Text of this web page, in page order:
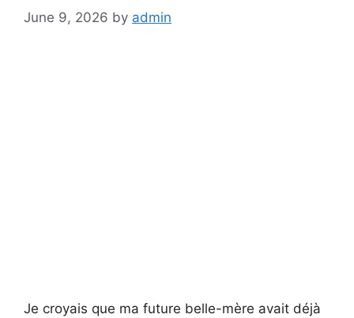
June 9, 2026 by admin
Je croyais que ma future belle-mère avait déjà